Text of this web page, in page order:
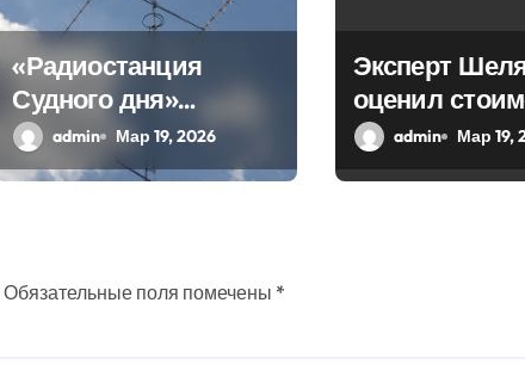
«Радиостанция
Судного дня»
передала в эфир
загадочное слово
admin Мар 19, 2026
Эксперт
оценил
похоронных
admin Мар 19,
Обязательные поля помечены *